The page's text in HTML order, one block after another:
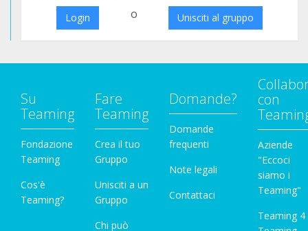
Login o Unisciti al gruppo
Su
Teaming
Fondazione
Teaming
Cos'è
Teaming?
Fare
Teaming
Crea il tuo
Gruppo
Unisciti a un
Gruppo
Chi può
Domande?
Domande
frequenti
Note legali
Contattaci
con
Aziende
"Eccoci
siamo i
Teaming"
Teaming 4